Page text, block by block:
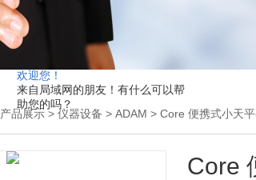
欢迎您！
来自局域网的朋友！有什么可以帮
助您的吗？
产品展示> 仪器设备 > ADAM > Core 便携式小天
Core